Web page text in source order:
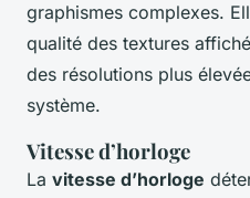
graphismes complexes.
qualité des textures
des résolutions plus
système.
Vitesse d’horloge
La vitesse d’horloge